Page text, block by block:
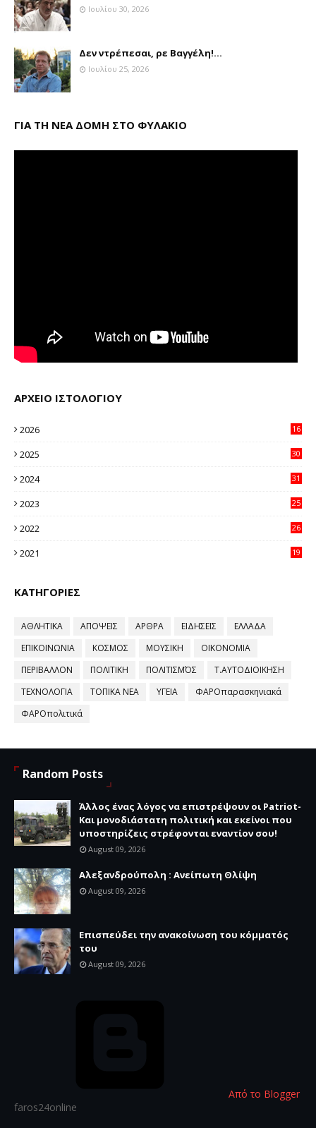
Ιουλίου 30, 2026
Δεν ντρέπεσαι, ρε Βαγγέλη!...
Ιουλίου 25, 2026
ΓΙΑ ΤΗ ΝΕΑ ΔΟΜΗ ΣΤΟ ΦΥΛΑΚΙΟ
ΑΡΧΕΙΟ ΙΣΤΟΛΟΓΙΟΥ
2026
16
2025
30
2024
31
2023
25
2022
26
2021
19
ΚΑΤΗΓΟΡΙΕΣ
ΑΘΛΗΤΙΚΑ ΑΠΟΨΕΙΣ ΑΡΘΡΑ ΕΙΔΗΣΕΙΣ
ΕΛΛΑΔΑ
ΕΠΙΚΟΙΝΩΝΙΑ
ΚΟΣΜΟΣ ΜΟΥΣΙΚΗ
ΟΙΚΟΝΟΜΙΑ
ΠΕΡΙΒΑΛΛΟΝ
ΠΟΛΙΤΙΚΗ ΠΟΛΙΤΙΣΜΌΣ
Τ.ΑΥΤΟΔΙΟΙΚΗΣΗ
ΤΕΧΝΟΛΟΓΙΑ
ΤΟΠΙΚΑ ΝΕΑ ΥΓΕΙΑ
ΦΑΡΟπαρασκηνιακά
ΦΑΡΟπολιτικά
Random Posts
Άλλος ένας λόγος να επιστρέψουν οι Patriot-
Και μονοδιάστατη πολιτική και εκείνοι που
υποστηρίζεις στρέφονται εναντίον σου!
August 09, 2026
Αλεξανδρούπολη : Ανείπωτη Θλίψη
August 09, 2026
Επισπεύδει την ανακοίνωση του κόμματός
του
August 09, 2026
Από το Blogger
faros24online